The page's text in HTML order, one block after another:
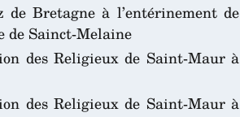
Bretagne à l’entérinement de
de Sainct-Melaine
des Religieux de Saint-Maur à
des Religieux de Saint-Maur à